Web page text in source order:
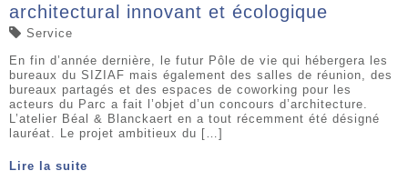
architectural innovant et écologique
Service
En fin d’année dernière, le futur Pôle de vie qui hébergera les
bureaux du SIZIAF mais également des salles de réunion, des
bureaux partagés et des espaces de coworking pour les
acteurs du Parc a fait l’objet d’un concours d’architecture.
L’atelier Béal & Blanckaert en a tout récemment été désigné
lauréat. Le projet ambitieux du […]
Lire la suite